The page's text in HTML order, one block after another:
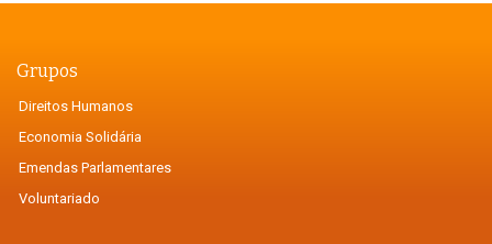
Grupos
Direitos Humanos
Economia Solidária
Emendas Parlamentares
Voluntariado